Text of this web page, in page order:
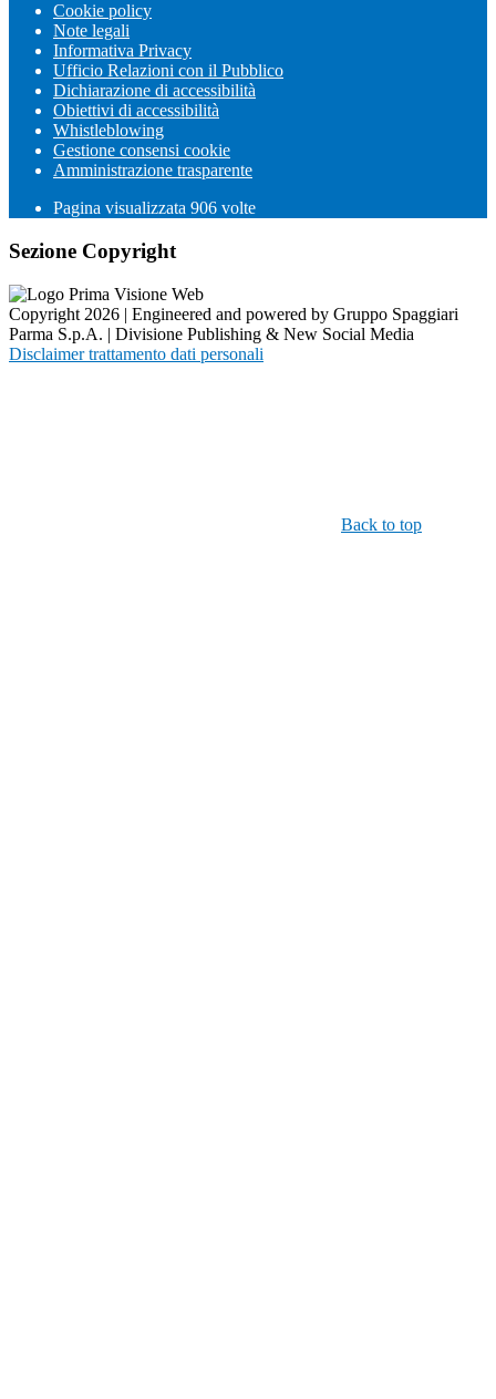
Cookie policy
Note legali
Informativa Privacy
Ufficio Relazioni con il Pubblico
Dichiarazione di accessibilità
Obiettivi di accessibilità
Whistleblowing
Gestione consensi cookie
Amministrazione trasparente
Pagina visualizzata 906 volte
Sezione Copyright
Copyright 2026 | Engineered and powered by Gruppo Spaggiari
Parma S.p.A. | Divisione Publishing & New Social Media
Disclaimer trattamento dati personali
Back to top